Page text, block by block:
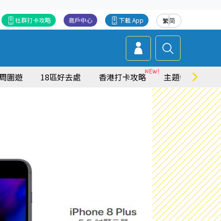
繁简
下載 App
商戶中心
社群打卡攻略
圍遊 18區好去處 香港打卡攻略 主題特集